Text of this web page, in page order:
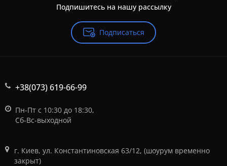
Подпишитесь на нашу рассылку
Подписаться
+38(073) 619-66-99
Пн-Пт с 10:30 до 18:30,
Сб-Вс-выходной
г. Киев, ул. Константиновская 63/12, (шоурум временно
закрыт)